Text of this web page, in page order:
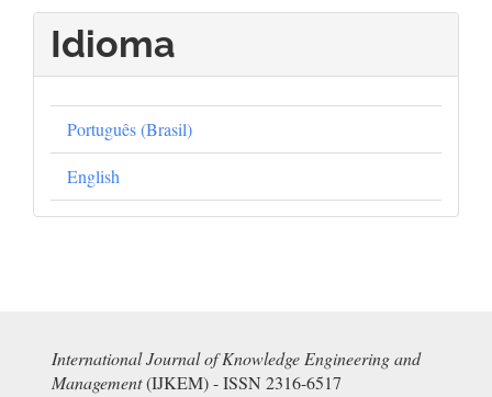
Idioma
Português (Brasil)
English
International Journal of Knowledge Engineering and
Management(IJKEM) - ISSN 2316-6517